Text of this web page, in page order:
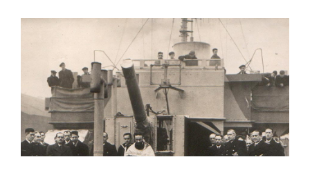
Α1. Τα Πρώτα βήματα στο
Ναυτικό 1906- 1912